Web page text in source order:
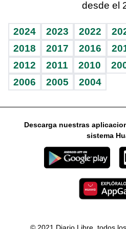
Vida y familia
Eñe
Celebrando la vida
Sin complejos
En pocas palabras
Escuchando al corazón
Economía Personal
Consulta Libre
BRV
TBT Deportivo
Más firmas
Guía del dinero
Horóscopos
desde el
2024 2023 2022
2018
2017 2016
2012
2011 2010
2006
2005 2004
Descarga nuestras
sistema